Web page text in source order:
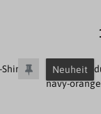
Neuheit